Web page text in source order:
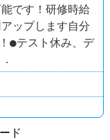
です！研修時給
ップします自分
●テスト休み、デ
ド